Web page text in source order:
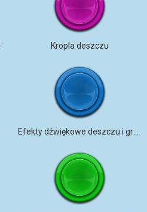
Kropla deszczu
Efekty dźwiękowe deszczu i grzmotu